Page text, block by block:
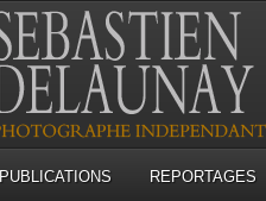
PUBLICATIONS REPORTAGES